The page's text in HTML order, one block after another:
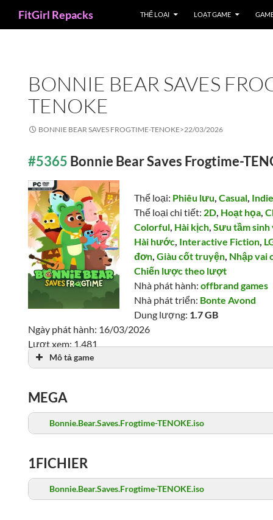
FitGirl Repacks THỂ LOẠI LOẠT GAME
BONNIE BEAR SAVES
TENOKE
BONNIE BEAR SAVES FROGTIME-TENOKE>22/03/2026
#5365 Bonnie Bear Saves Frogtime-
Thể loại: Phiêu lưu,Casual,
Thể loại chi tiết: 2D, Hoạt họa,
Colorful, Hài kịch,Sưu tầm sinh
Hài hước, Interactive Fiction,
đơn,Giàu cốt truyện, Nhập vai
Chiến lược theo lượt
Nhà phát hành:offbrand games
Nhà phát triển: Bonte Avond
Dung lượng: 1.7 GB
Ngày phát hành: 16/03/2026
Lượt xem: 1,481
Mô tả game
MEGA
Bonnie.Bear.Saves.Frogtime-TENOKE.iso
1FICHIER
Bonnie.Bear.Saves.Frogtime-TENOKE.iso